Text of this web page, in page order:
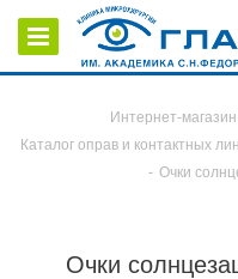
Интернет-
Каталог оправ и контактных
- Очки
Очки